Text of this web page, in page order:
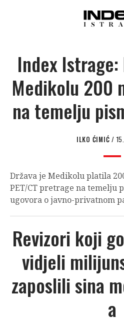
Index Istrage:
Medikolu 200
na temelju
ILKO ĆIMIĆ /
Država je Medikolu platila
PET/CT pretrage na temelju
ugovora o javno-privatnom
Revizori koji
vidjeli
zaposlili sina
a